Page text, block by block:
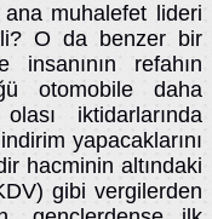
muhalefet lideri
O da benzer bir
insanının refahın
otomobile daha
iktidarlarında
yapacaklarını
hacminin altındaki
gibi vergilerden